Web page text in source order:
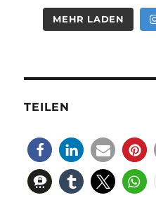
MEHR LADEN
TEILEN